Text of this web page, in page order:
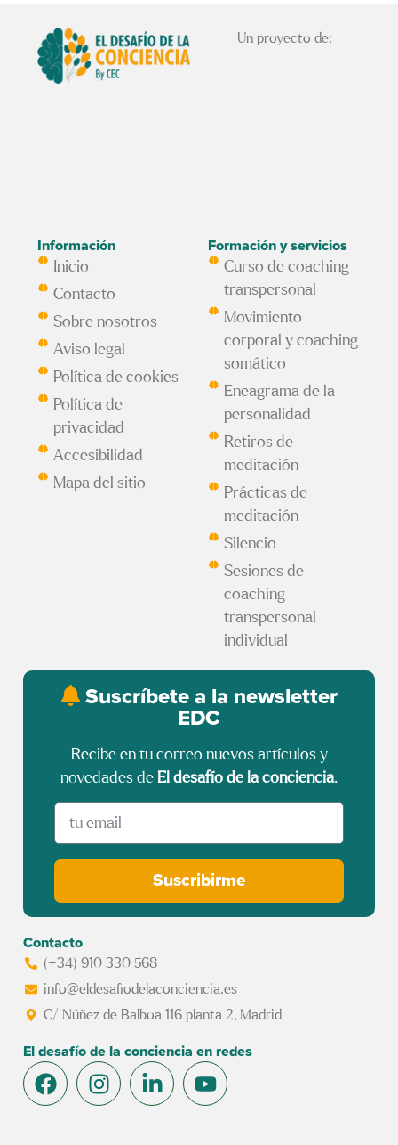
Un proyecto de:
Información
Inicio
Contacto
Sobre nosotros
Aviso legal
Política de cookies
Política de
privacidad
Accesibilidad
Mapa del sitio
Formación y servicios
Curso de coaching
transpersonal
Movimiento
corporal y coaching
somático
Eneagrama de la
personalidad
Retiros de
meditación
Prácticas de
meditación
Silencio
Sesiones de
coaching
transpersonal
individual
Suscríbete a la newsletter
EDC
Recibe en tu correo nuevos artículos y
novedades de El desafío de la conciencia.
Suscribirme
Contacto
(+34) 910 330 568
info@eldesafiodelaconciencia.es
C/ Núñez de Balboa 116 planta 2, Madrid
El desafío de la conciencia en redes